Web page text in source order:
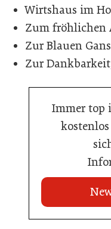
Wirtshaus im
Zum fröhlichen
Zur Blauen
Zur
Immer top